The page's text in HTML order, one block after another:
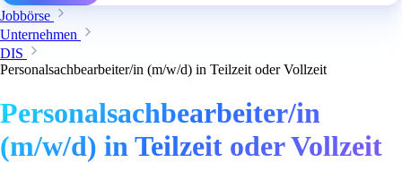
Jobbörse
Unternehmen
DIS
Personalsachbearbeiter/in (m/w/d) in Teilzeit oder Vollzeit
Personalsachbearbeiter/in
(m/w/d) in Teilzeit oder Vollzeit